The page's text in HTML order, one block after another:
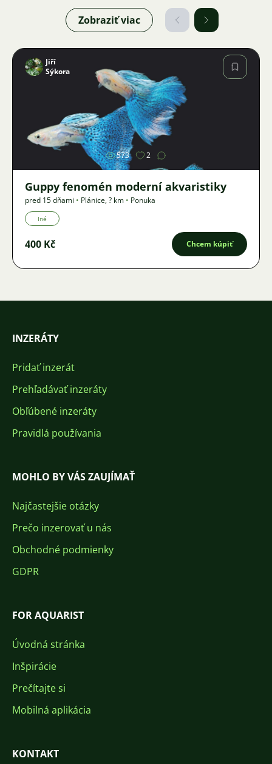
Zobraziť viac
Obrázok
Jiří
Sýkora
573 2
Guppy fenomén moderní akvaristiky
pred 15 dňami • Plánice,? km • Ponuka
Iné
400 Kč Chcem kúpiť
INZERÁTY
Pridať inzerát
Prehľadávať inzeráty
Obľúbené inzeráty
Pravidlá používania
MOHLO BY VÁS ZAUJÍMAŤ
Najčastejšie otázky
Prečo inzerovať u nás
Obchodné podmienky
GDPR
FOR AQUARIST
Úvodná stránka
Inšpirácie
Prečítajte si
Mobilná aplikácia
KONTAKT